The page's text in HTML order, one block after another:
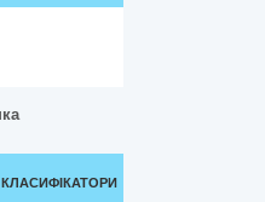
КЛАСИФІКАТОРИ